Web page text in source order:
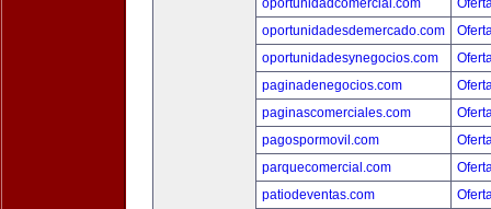
oportunidadcomercial.com
oportunidadesdemercado.com
oportunidadesynegocios.com
paginadenegocios.com
paginascomerciales.com
pagospormovil.com
parquecomercial.com
patiodeventas.com